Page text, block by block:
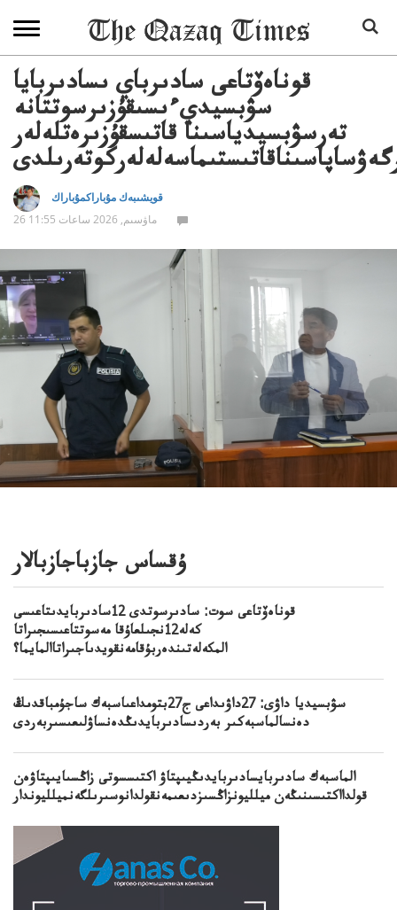
قوناەۆتاعى سادىرباي ىسادىربايا
سۋبسيديءىسىقۇزىرسوتتانە
تەرسۋبسيدياسىنا قاتىسقۇزىرەتلەلەر
قويشىبەك مۇباراكمۇباراك
26 ماۋسىم, 2026 ساعات 11:55
ۇقساس جازباجازبالار
قوناەۆتاعى سوت: سادىرسوتدى 12سادىربايدىتاعىسى
كەلە12نجىلعاۇقا مەسوتتاعىسىجىراتا
المكەلەتىندەربۇقامەنقويدىاجىراتاالمايما؟
سۋبسيديا داۋى: 27داۋىداعى ج27بتومداعىاسبەك ساجۇمباقدىڭ
دەنسالماسبەكىر بەردىسادىربايدىڭدەنساۋلىعىسىربەردى
الماسبەك سادىربايسادىربايدىڭيىپتاۋ اكتىسسوتى زاڭسىايىپتاۋەن
قولدااكتىسىنىڭەن ميلليونزاڭسىزدىعىمەنقولدانوسىرىلگەنميلليوندار